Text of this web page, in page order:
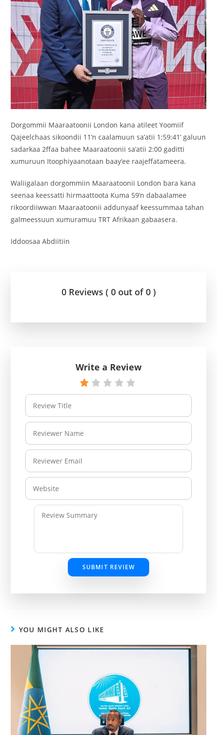
Dorgommii Maaraatoonii London kana atileet Yoomiif
Qajeelchaas sikoondii 11’n caalamuun sa’atii 1:59:41’ galuun
sadarkaa 2ffaa bahee Maaraatoonii sa’atii 2:00 gaditti
xumuruun Itoophiyaanotaan baay’ee raajeffatameera.
Waliigalaan dorgommiin Maaraatoonii London bara kana
seenaa keessatti hirmaattoota Kuma 59’n dabaalamee
rikoordiiwwan Maaraatoonii addunyaaf keessummaa tahan
galmeessuun xumuramuu TRT Afrikaan gabaasera.
Iddoosaa Abdiitiin
0 Reviews ( 0 out of 0 )
Write a Review
SUBMIT REVIEW
YOU MIGHT ALSO LIKE